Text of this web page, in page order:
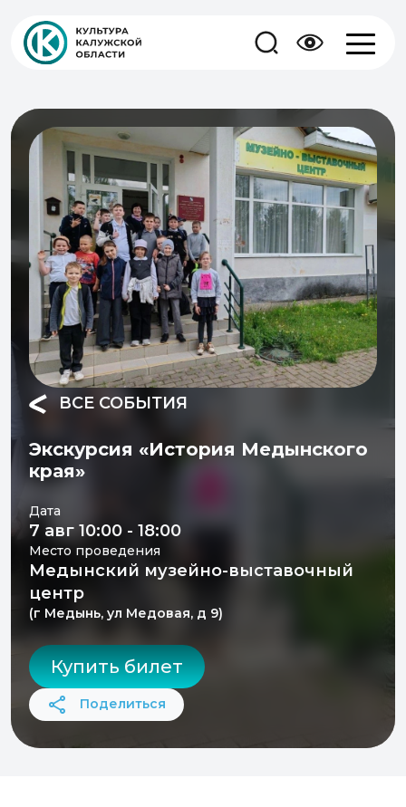
ВСЕ СОБЫТИЯ
Экскурсия «История Медынского
края»
Дата
7 авг 10:00 - 18:00
Место проведения
Медынский музейно-выставочный
центр
(г Медынь, ул Медовая, д 9)
Купить билет
Поделиться